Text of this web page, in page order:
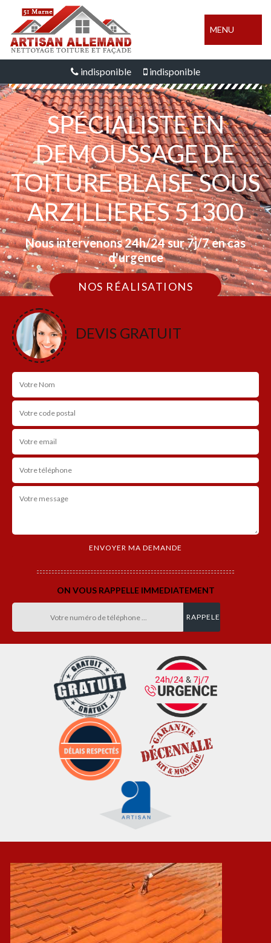
MENU
indisponible indisponible
SPÉCIALISTE EN
DEMOUSSAGE DE
TOITURE BLAISE SOUS
ARZILLIERES 51300
Nous intervenons 24h/24 sur 7j/7 en cas
d'urgence
NOS RÉALISATIONS
DEVIS GRATUIT
ON VOUS RAPPELLE IMMEDIATEMENT